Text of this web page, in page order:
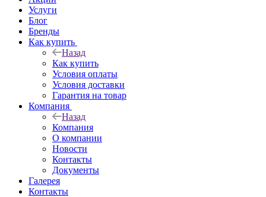
Услуги
Блог
Бренды
Как купить
Назад
Как купить
Условия оплаты
Условия доставки
Гарантия на товар
Компания
Назад
Компания
О компании
Новости
Контакты
Документы
Галерея
Контакты